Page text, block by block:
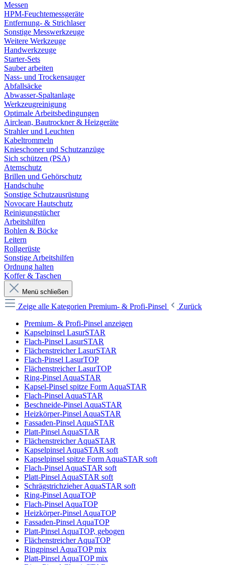
Messen
HPM-Feuchtemessgeräte
Entfernung- & Strichlaser
Sonstige Messwerkzeuge
Weitere Werkzeuge
Handwerkzeuge
Starter-Sets
Sauber arbeiten
Nass- und Trockensauger
Abfallsäcke
Abwasser-Spaltanlage
Werkzeugreinigung
Optimale Arbeitsbedingungen
Airclean, Bautrockner & Heizgeräte
Strahler und Leuchten
Kabeltrommeln
Knieschoner und Schutzanzüge
Sich schützen (PSA)
Atemschutz
Brillen und Gehörschutz
Handschuhe
Sonstige Schutzausrüstung
Novocare Hautschutz
Reinigungstücher
Arbeitshilfen
Bohlen & Böcke
Leitern
Rollgerüste
Sonstige Arbeitshilfen
Ordnung halten
Koffer & Taschen
Menü schließen
Zeige alle Kategorien Premium- & Profi-Pinsel
Zurück
Premium- & Profi-Pinsel anzeigen
Kapselpinsel LasurSTAR
Flach-Pinsel LasurSTAR
Flächenstreicher LasurSTAR
Flach-Pinsel LasurTOP
Flächenstreicher LasurTOP
Ring-Pinsel AquaSTAR
Kapsel-Pinsel spitze Form AquaSTAR
Flach-Pinsel AquaSTAR
Beschneide-Pinsel AquaSTAR
Heizkörper-Pinsel AquaSTAR
Fassaden-Pinsel AquaSTAR
Platt-Pinsel AquaSTAR
Flächenstreicher AquaSTAR
Kapselpinsel AquaSTAR soft
Kapselpinsel spitze Form AquaSTAR soft
Flach-Pinsel AquaSTAR soft
Platt-Pinsel AquaSTAR soft
Schrägstrichzieher AquaSTAR soft
Ring-Pinsel AquaTOP
Flach-Pinsel AquaTOP
Heizkörper-Pinsel AquaTOP
Fassaden-Pinsel AquaTOP
Platt-Pinsel AquaTOP, gebogen
Flächenstreicher AquaTOP
Ringpinsel AquaTOP mix
Platt-Pinsel AquaTOP mix